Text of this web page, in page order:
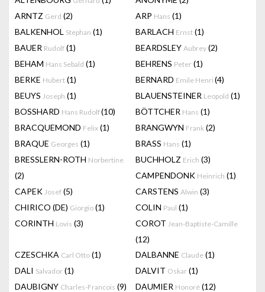
ARNTZ Gerd (2) ARP Hans (1)
BALKENHOL Stephan (1) BARLACH Ernst (1)
BAUER Rudolf (1) BEARDSLEY Aubrey (2)
BEHAM Hans Sebald (1) BEHRENS Peter (1)
BERKE Hubert (1) BERNARD Emile Henri (4)
BEUYS Joseph (1) BLAUENSTEINER Leopold (1)
BOSSHARD Hans Rudolf(10) BÖTTCHER Hans (1)
BRACQUEMOND Felix (1) BRANGWYN Frank (2)
BRAQUE Georges (1) BRASS Hans (1)
BRESSLERN-ROTH Norbertine
(2)
BUCHHOLZ Erich (3)
CAMPENDONK Heinrich (1)
CAPEK Josef (5) CARSTENS Alwin (3)
CHIRICO (DE) Giorgio (1) COLIN Paul (1)
CORINTH Lovis (3) COROT Jean-Baptiste-Camille
(12)
CZESCHKA Carl Otto (1) DALBANNE Claude (1)
DALI Salvador (1) DALVIT Oskar (1)
DAUBIGNY Charles-Francois (9) DAUMIER Honoré (12)